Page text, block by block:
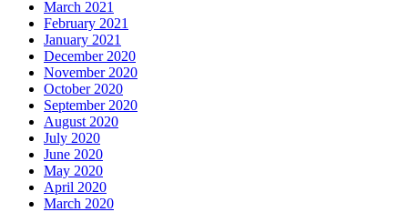
March 2021
February 2021
January 2021
December 2020
November 2020
October 2020
September 2020
August 2020
July 2020
June 2020
May 2020
April 2020
March 2020